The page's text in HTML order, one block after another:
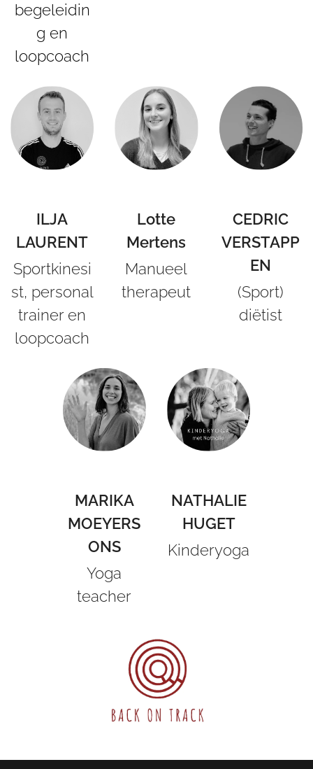
begeleidin
g en
loopcoach
ILJA
LAURENT
Sportkinesi
st, personal
trainer en
loopcoach
Lotte
Mertens
Manueel
therapeut
CEDRIC
VERSTAPP
EN
(Sport)
diëtist
MARIKA
MOEYERS
ONS
Yoga
teacher
NATHALIE
HUGET
Kinderyoga